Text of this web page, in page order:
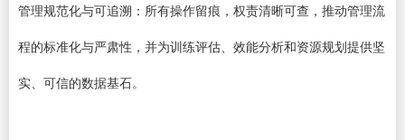
管理规范化与可追溯：所有操作留痕，权责清晰可查，推动管理流
程的标准化与严肃性，并为训练评估、效能分析和资源规划提供坚
实、可信的数据基石。